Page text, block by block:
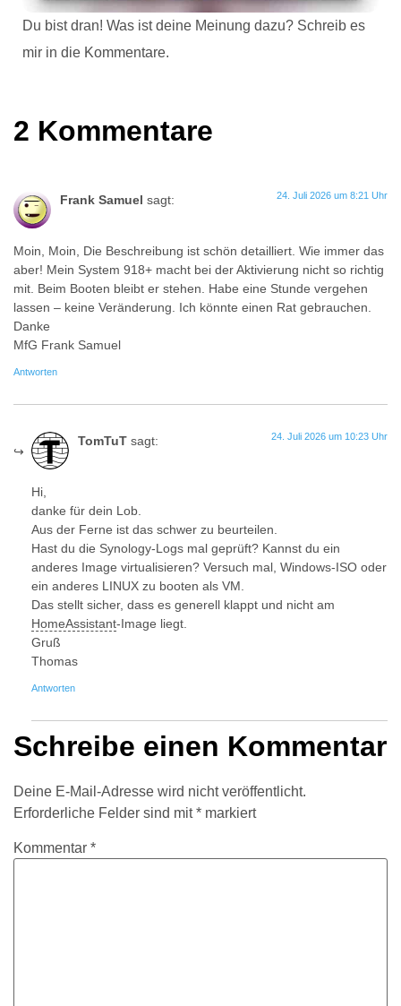
Du bist dran! Was ist deine Meinung dazu? Schreib es
mir in die Kommentare.
2 Kommentare
Frank Samuel sagt: 24. Juli 2026 um 8:21 Uhr
Moin, Moin, Die Beschreibung ist schön detailliert. Wie immer das
aber! Mein System 918+ macht bei der Aktivierung nicht so richtig
mit. Beim Booten bleibt er stehen. Habe eine Stunde vergehen
lassen – keine Veränderung. Ich könnte einen Rat gebrauchen.
Danke
MfG Frank Samuel
Antworten
TomTuT sagt: 24. Juli 2026 um 10:23 Uhr
Hi,
danke für dein Lob.
Aus der Ferne ist das schwer zu beurteilen.
Hast du die Synology-Logs mal geprüft? Kannst du ein
anderes Image virtualisieren? Versuch mal, Windows-ISO oder
ein anderes LINUX zu booten als VM.
Das stellt sicher, dass es generell klappt und nicht am
HomeAssistant-Image liegt.
Gruß
Thomas
Antworten
Schreibe einen Kommentar
Deine E-Mail-Adresse wird nicht veröffentlicht.
Erforderliche Felder sind mit* markiert
Kommentar *